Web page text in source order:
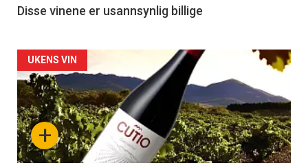
3
Disse vinene er usannsynlig billige
Forsiden
akkurat
nå
-
+
UKENS VIN